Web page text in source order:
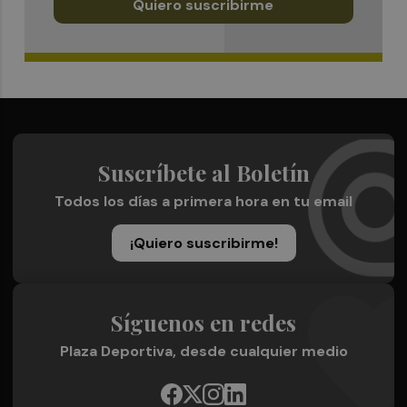
Quiero suscribirme
Suscríbete al Boletín
Todos los días a primera hora en tu email
¡Quiero suscribirme!
Síguenos en redes
Plaza Deportiva, desde cualquier medio